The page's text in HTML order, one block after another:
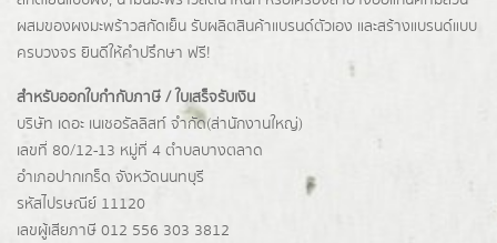
ผสมของผงมะพร้าวสกัดเย็น รับผลิตสินค้าแบรนด์ตัวเอง และสร้างแบรนด์แบบ
ครบวงจร ยินดีให้คำปรึกษา ฟรี!
สำหรับออกใบกำกับภาษี / ใบเสร็จรับเงิน
บริษัท เดอะ เนเชอรัลลิสท์ จำกัด(ส่านักงานใหญ่)
เลขที่ 80/12-13 หมู่ที่ 4 ตำบลบางตลาด
อำเภอปากเกร็ด จังหวัดนนทบุรี
รหัสไปรษณีย์ 11120
เลขผู้เสียภาษี 012 556 303 3812